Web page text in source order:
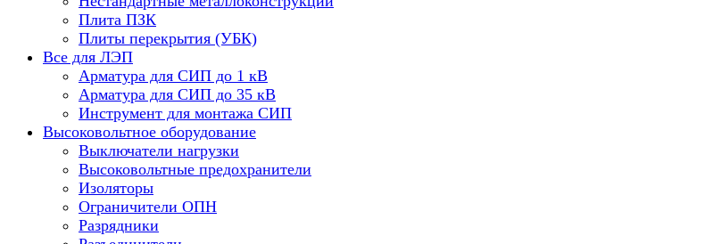
Плита ПЗК
Плиты перекрытия (УБК)
Все для ЛЭП
Арматура для СИП до 1 кВ
Арматура для СИП до 35 кВ
Инструмент для монтажа СИП
Высоковольтное оборудование
Выключатели нагрузки
Высоковольтные предохранители
Изоляторы
Ограничители ОПН
Разрядники